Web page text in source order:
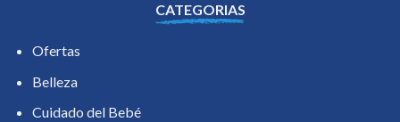
CATEGORIAS
Ofertas
Belleza
Cuidado del Bebé